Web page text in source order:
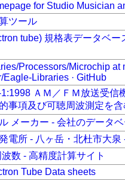
for Studio Musician
ツール
tube) 規格表データベー
Processors/Microchip at
Libraries · GitHub
1:1998 ＡＭ／ＦＭ放送受
事項及び可聴周波測定を
メーカー - 会社のデータベ
電所 - 八ヶ岳・北杜市大泉
数 - 高精度計算サイト
Tube Data sheets